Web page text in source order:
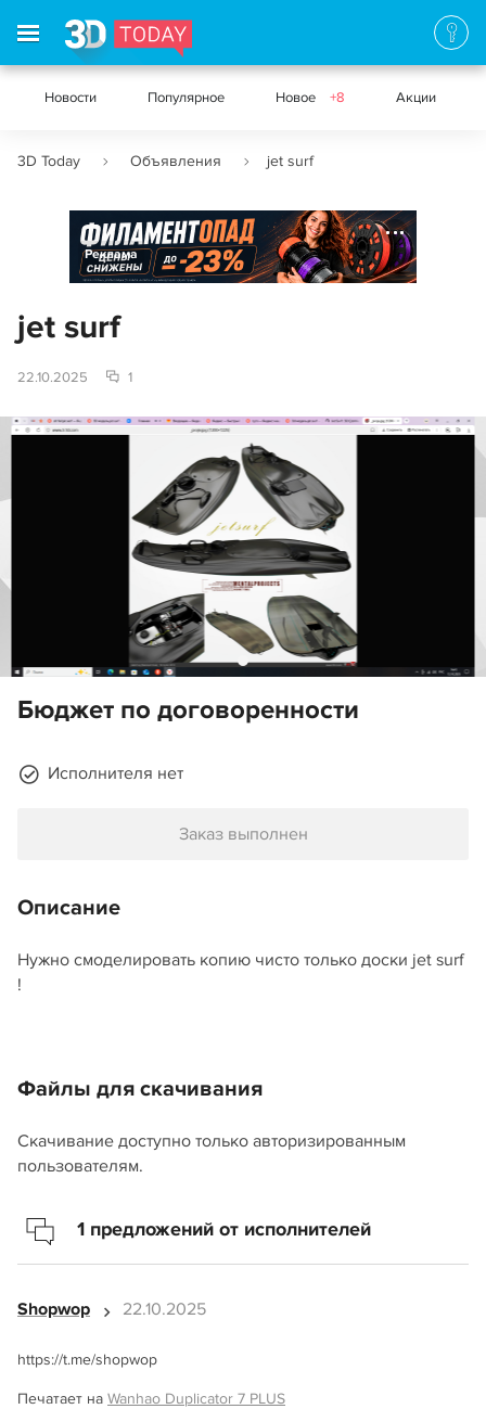
Новости Популярное Новое +8 Акции
3D Today Объявления jet surf
Реклама
jet surf
22.10.2025 1
Бюджет по договоренности
Исполнителя нет
Заказ выполнен
Описание
Нужно смоделировать копию чисто только доски jet surf
!
Файлы для скачивания
Скачивание доступно только авторизированным
пользователям.
1 предложений от исполнителей
Shopwop 22.10.2025
https://t.me/shopwop
Печатает на Wanhao Duplicator 7 PLUS